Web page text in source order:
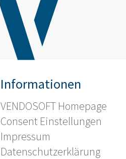
Informationen
VENDOSOFT Homepage
Consent Einstellungen
Impressum
Datenschutzerklärung